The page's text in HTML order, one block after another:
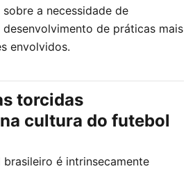
a necessidade de
de práticas mais
envolvidos.
torcidas
cultura do futebol
é intrinsecamente